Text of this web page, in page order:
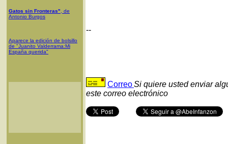
Gatos sin Fronteras" , de
Antonio Burgos
Aparece la edición de bolsillo
de "Juanito Valderrama:Mi
España querida"
--
CorreoSi quiere usted enviar
este correo electrónico